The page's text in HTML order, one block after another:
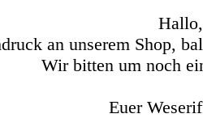
Hallo,
an unserem Shop,
Wir bitten um noch
Euer